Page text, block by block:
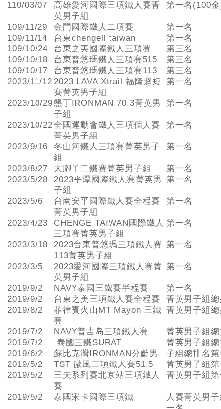
110/03/07
高雄愛河國際三項鐵人賽菁
英男子組
第一名(100
109/11/29 金門國際鐵人二項賽
第一名
109/11/14
台東chengell taiwan
第一名
109/10/24
台東之美國際鐵人三項賽
第三名
109/10/18
台東普悠瑪鐵人三項賽515
第三名
109/10/17
台東普悠瑪鐵人三項賽113
第三名
2023/11/12 2023 LAVA Xtrail 福隆超短
賽菁英男子組
第一名
2023/10/29懇丁IRONMAN 70.3菁英男
子組
第一名
2023/10/22全國運動會鐵人三項個人賽
菁英男子組
第一名
2023/9/16
冬山河鐵人三項賽菁英男子
組
第一名
2023/8/27 大腳丫二鐵賽菁英男子組
第一名
2023/5/28
2023平潭國際鐵人賽菁英男
子組
第一名
2023/5/6
台南安平國際鐵人賽全程賽
菁英男子組
第一名
2023/4/23
CHENGE TAIWAN國際鐵人
三項賽菁英男子組
第一名
2023/3/18
2023台東普悠瑪三項鐵人賽
113菁英男子組
第一名
2023/3/5
2023愛河國際三項鐵人賽菁
英男子組
第一名
2019/9/2 NAVY泰國三鐵賽半程賽
第一名
2019/9/2
台東之美三項鐵人賽全程賽
菁英男子組
2019/8/2
菲律賓火山MT Mayon 三鐵
賽
菁英男子組
2019/7/2 NAVY普吉岛三項鐵人賽
菁英男子組
2019/7/2
泰國三鐵SURAT
菁英男子組
2019/6/2
蘇比克灣IRONMAN分齡男
子組總排名
2019/5/2
TST 微風三項鐵人賽51.5
菁英男子組
2019/5/2
三夫系列賽北京站三項鐵人
賽
菁英男子組
2019/5/2 泰國宋卡國際三項鐵
人賽菁英男